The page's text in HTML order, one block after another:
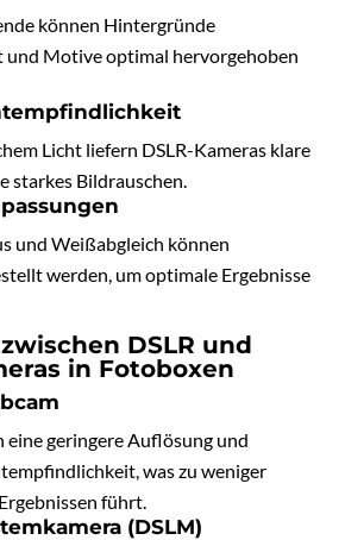
können Hintergründe
und Motive optimal hervorgehoben
Licht liefern DSLR-Kameras klare
starkes Bildrauschen.
und Weißabgleich können
werden, um optimale Ergebnisse
DSLR und
in Fotoboxen
eine geringere Auflösung und
was zu weniger
führt.
(DSLM)